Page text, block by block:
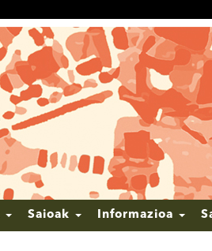
Saioak Informazioa